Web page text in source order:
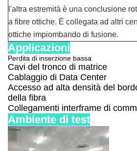
l'altra estremità è una conclusione
a fibre ottiche. È collegata ad altri
ottiche impiombando di fusione.
Applicazioni
Perdita di inserzione bassa
Cavi del tronco di matrice
Cablaggio di Data Center
Accesso ad alta densità del
della fibra
Collegamenti interframe di
Ambiente di test